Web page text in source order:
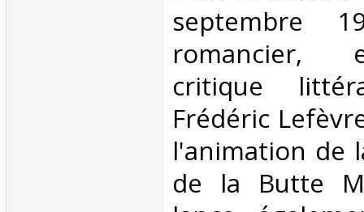
septembre
romancier,
critique
Frédéric
l'animation de
de la Butte